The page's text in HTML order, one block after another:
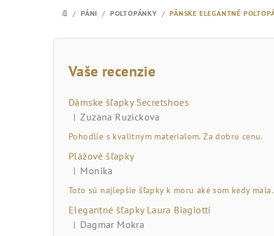
DOMOV
/ PÁNI / POLTOPÁNKY / PÁNSKE ELEGANTNÉ
B
Vaše recenzie
Dámske šľapky Secretshoes
Hodnotenie produktu je 5 z 5 hviezdičiek.
| Zuzana Ruzickova
Pohodlie s kvalitnym materialom. Za dobru cenu.
Plážové šľapky
Hodnotenie produktu je 5 z 5 hviezdičiek.
| Monika
Toto sú najlepšie šľapky k moru aké som kedy mala.
Elegantné šľapky Laura Biagiotti
Hodnotenie produktu je 5 z 5 hviezdičiek.
| Dagmar Mokra